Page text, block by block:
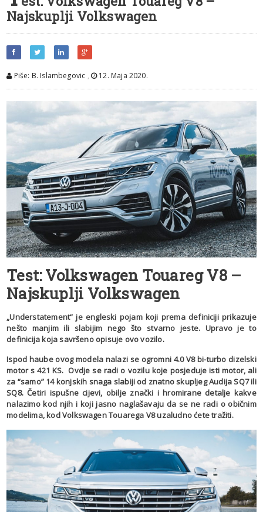
Najskuplji Volkswagen
Piše: B. Islambegovic , 12. Maja 2020.
Test: Volkswagen Touareg V8 –
Najskuplji Volkswagen
„Understatement“ je engleski pojam koji prema definiciji prikazuje
nešto manjim ili slabijim nego što stvarno jeste. Upravo je to
definicija koja savršeno opisuje ovo vozilo.
Ispod haube ovog modela nalazi se ogromni 4.0 V8 bi-turbo dizelski
motor s 421 KS. Ovdje se radi o vozilu koje posjeduje isti motor, ali
za “samo” 14 konjskih snaga slabiji od znatno skupljeg Audija SQ7 ili
SQ8. Četiri ispušne cijevi, obilje znački i hromirane detalje kakve
nalazimo kod njih i koji jasno naglašavaju da se ne radi o običnim
modelima, kod Volkswagen Touarega V8 uzaludno ćete tražiti.